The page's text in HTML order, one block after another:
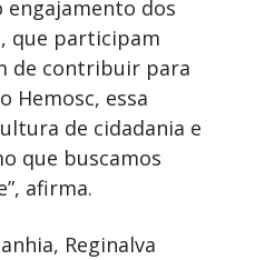
engajamento dos
que participam
de contribuir para
Hemosc, essa
de cidadania e
que buscamos
afirma.
Reginalva